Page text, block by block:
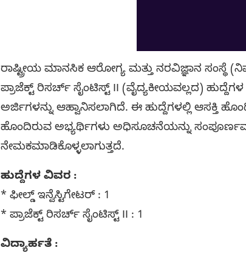
ರಾಷ್ಟ್ರೀಯ ಮಾನಸಿಕ ಆರೋಗ್ಯ ಮತ್ತು ನರವಿಜ್ಞಾನ ಸಂಸ್ಥೆ
ಪ್ರಾಜೆಕ್ಟ್ ರಿಸರ್ಚ್ ಸೈಂಟಿಸ್ಟ್ II (ವೈದ್ಯಕೀಯವಲ್ಲದ)
ಅರ್ಜಿಗಳನ್ನು ಆಹ್ವಾನಿಸಲಾಗಿದೆ. ಈ ಹುದ್ದೆಗಳಲ್ಲಿ ಆಸಕ್ತಿ
ಹೊಂದಿರುವ ಅಭ್ಯರ್ಥಿಗಳು ಅಧಿಸೂಚನೆಯನ್ನು
ನೇಮಕಮಾಡಿಕೊಳ್ಳಲಾಗುತ್ತದೆ.
ಹುದ್ದೆಗಳ ವಿವರ :
* ಫೀಲ್ಡ್ ಇನ್ವೆಸ್ಟಿಗೇಟರ್ : 1
* ಪ್ರಾಜೆಕ್ಟ್ ರಿಸರ್ಚ್ ಸೈಂಟಿಸ್ಟ್ II : 1
ವಿದ್ಯಾರ್ಹತೆ :